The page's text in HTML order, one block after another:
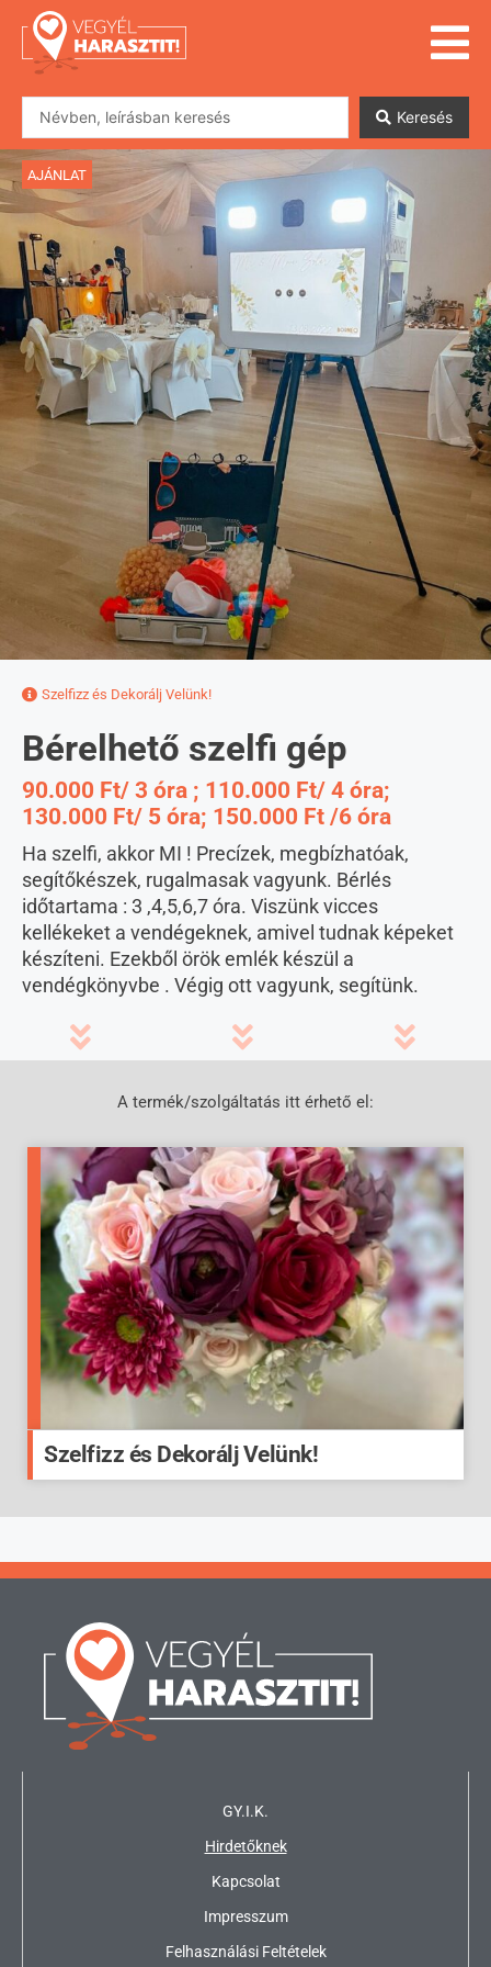
Keresés
AJÁNLAT
Szelfizz és Dekorálj Velünk!
Bérelhető szelfi gép
90.000 Ft/ 3 óra ; 110.000 Ft/ 4 óra;
130.000 Ft/ 5 óra; 150.000 Ft /6 óra
Ha szelfi, akkor MI ! Precízek, megbízhatóak,
segítőkészek, rugalmasak vagyunk. Bérlés
időtartama : 3 ,4,5,6,7 óra. Viszünk vicces
kellékeket a vendégeknek, amivel tudnak képeket
készíteni. Ezekből örök emlék készül a
vendégkönyvbe . Végig ott vagyunk, segítünk.
A termék/szolgáltatás itt érhető el:
Szelfizz és Dekorálj Velünk!
GY.I.K.
Hirdetőknek
Kapcsolat
Impresszum
Felhasználási Feltételek